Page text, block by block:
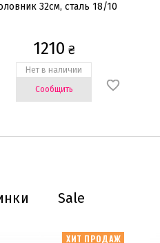
32cм, сталь 18/10
1210 ₴
Нет в наличии
Сообщить
Sale
ХИТ ПРОДАЖ